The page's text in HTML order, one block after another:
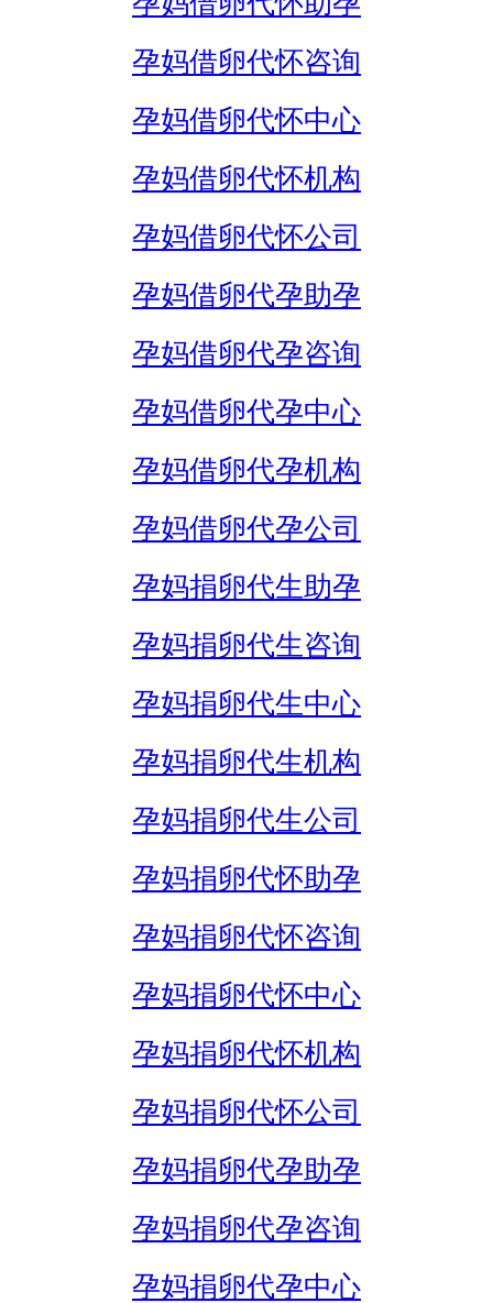
孕妈借卵代怀咨询
孕妈借卵代怀中心
孕妈借卵代怀机构
孕妈借卵代怀公司
孕妈借卵代孕助孕
孕妈借卵代孕咨询
孕妈借卵代孕中心
孕妈借卵代孕机构
孕妈借卵代孕公司
孕妈捐卵代生助孕
孕妈捐卵代生咨询
孕妈捐卵代生中心
孕妈捐卵代生机构
孕妈捐卵代生公司
孕妈捐卵代怀助孕
孕妈捐卵代怀咨询
孕妈捐卵代怀中心
孕妈捐卵代怀机构
孕妈捐卵代怀公司
孕妈捐卵代孕助孕
孕妈捐卵代孕咨询
孕妈捐卵代孕中心